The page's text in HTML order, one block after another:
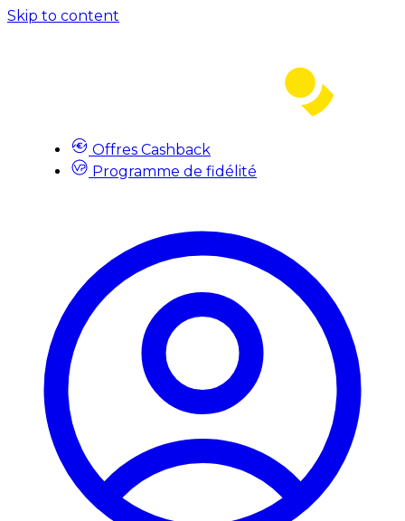
Skip to content
Offres Cashback
Programme de fidélité